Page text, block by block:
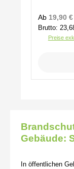
Regulärer
Ab 19,90 €
Brutto:
Preise
Gebäude:
In öffentlichen